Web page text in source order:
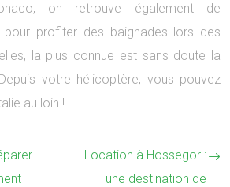
on retrouve également de
pour profiter des baignades lors des
la plus connue est sans doute la
votre hélicoptère, vous pouvez
au loin !
Location à Hossegor :
une destination de